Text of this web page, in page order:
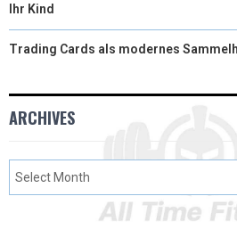
Ihr Kind
Trading Cards als modernes
ARCHIVES